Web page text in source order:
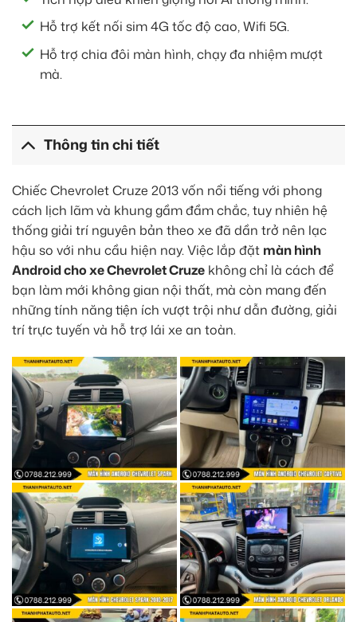
Hỗ trợ kết nối sim 4G tốc độ cao, Wifi 5G.
Hỗ trợ chia đôi màn hình, chạy đa nhiệm mượt
mà.
Thông tin chi tiết
Chiếc Chevrolet Cruze 2013 vốn nổi tiếng với phong
cách lịch lãm và khung gầm đầm chắc, tuy nhiên hệ
thống giải trí nguyên bản theo xe đã dần trở nên lạc
hậu so với nhu cầu hiện nay. Việc lắp đặt màn hình
Android cho xe Chevrolet Cruze không chỉ là cách để
bạn làm mới không gian nội thất, mà còn mang đến
những tính năng tiện ích vượt trội như dẫn đường, giải
trí trực tuyến và hỗ trợ lái xe an toàn.